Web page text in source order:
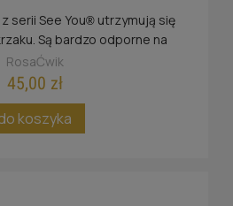
serii See You® utrzymują się
Są bardzo odporne na
oraz słońce.
RosaĆwik
45,00 zł
koszyka